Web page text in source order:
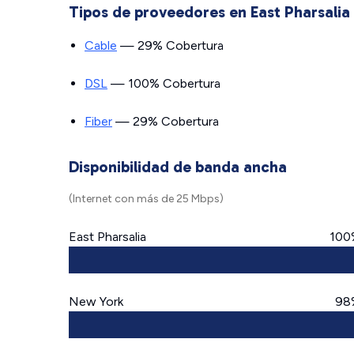
Tipos de proveedores en East Pharsalia
Cable — 29% Cobertura
DSL — 100% Cobertura
Fiber — 29% Cobertura
Disponibilidad de banda ancha
(Internet con más de 25 Mbps)
East Pharsalia
New York